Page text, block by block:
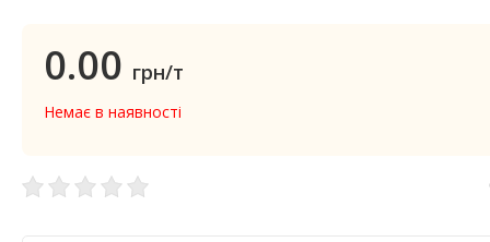
0.00 грн/т
Немає в наявності